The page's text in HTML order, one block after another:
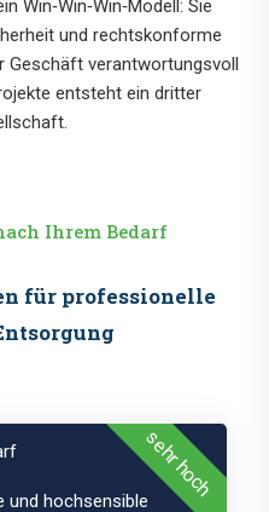
Win‑Win‑Win‑Modell: Sie
und rechtskonforme
Geschäft verantwortungsvoll
entsteht ein dritter
Ihrem Bedarf
für professionelle
sehr hoch
und hochsensible